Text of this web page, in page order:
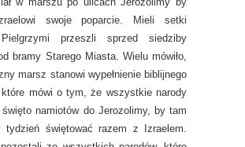
swoje poparcie. Mieli setki
Pielgrzymi przeszli sprzed siedziby
bramy Starego Miasta. Wielu mówiło,
marsz stanowi wypełnienie biblijnego
które mówi o tym, że wszystkie narody
namiotów do Jerozolimy, by tam
tydzień świętować razem z Izraelem.